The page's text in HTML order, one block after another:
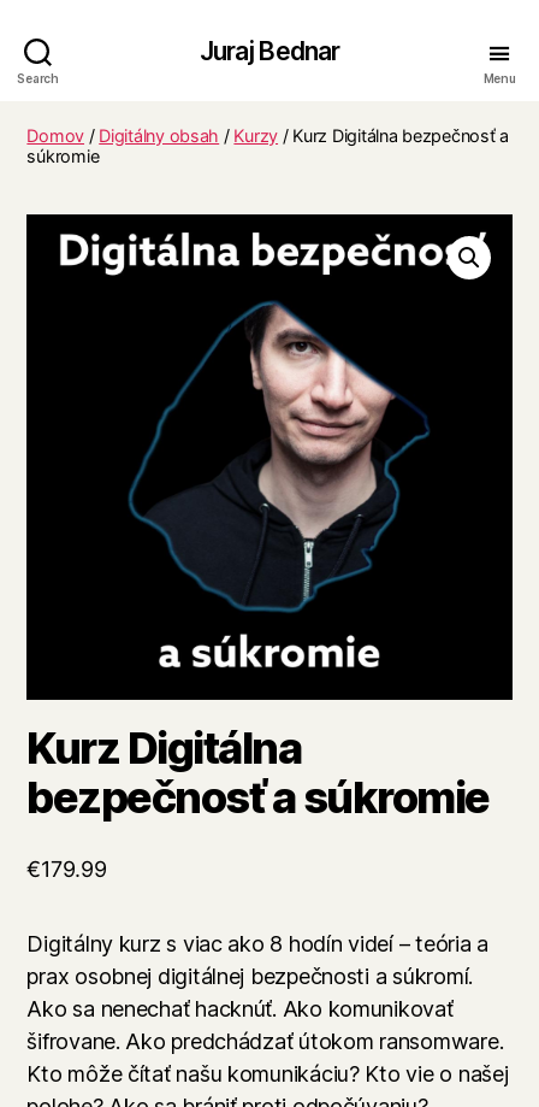
Search
Juraj Bednar
Menu
Domov / Digitálny obsah / Kurzy / Kurz Digitálna bezpečnosť a
súkromie
Kurz Digitálna
bezpečnosť a súkromie
€179.99
Digitálny kurz s viac ako 8 hodín videí – teória a
prax osobnej digitálnej bezpečnosti a súkromí.
Ako sa nenechať hacknúť. Ako komunikovať
šifrovane. Ako predchádzať útokom ransomware.
Kto môže čítať našu komunikáciu? Kto vie o našej